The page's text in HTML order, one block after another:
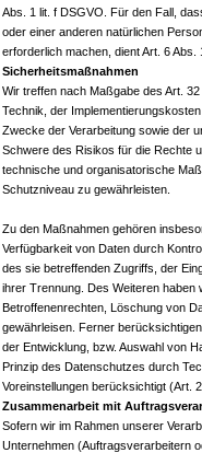
Abs. 1 lit. f DSGVO. Für den Fall,
oder einer anderen natürlichen
erforderlich machen, dient Art. 6
Sicherheitsmaßnahmen
Wir treffen nach Maßgabe des Art.
Technik, der
Zwecke der Verarbeitung sowie der
Schwere des Risikos für die Rechte
technische und organisatorische
Schutzniveau zu gewährleisten.
Zu den Maßnahmen gehören
Verfügbarkeit von Daten durch
des sie betreffenden Zugriffs, der
ihrer Trennung. Des Weiteren haben
Betroffenenrechten, Löschung von
gewährleisen. Ferner
der Entwicklung, bzw. Auswahl von
Prinzip des Datenschutzes durch
Voreinstellungen berücksichtigt (Art.
Zusammenarbeit mit
Sofern wir im Rahmen unserer
Unternehmen (Auftragsverarbeitern